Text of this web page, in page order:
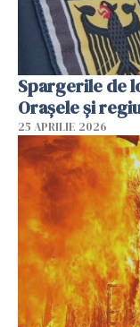
Spargerile de
Orașele și
25 APRILIE 2026